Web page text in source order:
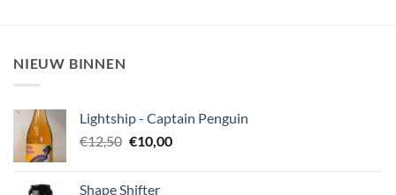
NIEUW BINNEN
Lightship - Captain Penguin
€12,50 Oorspronkelijke
€10,00Huidige
Shape Shifter